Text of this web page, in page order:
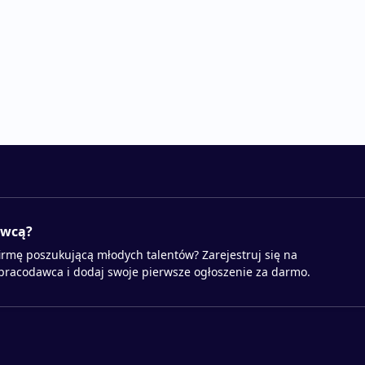
poszukującą młodych talentów? Zarejestruj się na
i dodaj swoje pierwsze ogłoszenie za darmo.